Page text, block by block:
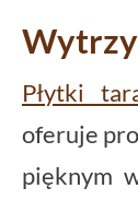
Płytki
oferuje
pięknym